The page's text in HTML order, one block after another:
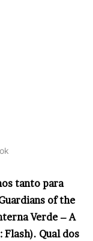
tanto para
of the
Verde – A
Flash). Qual dos